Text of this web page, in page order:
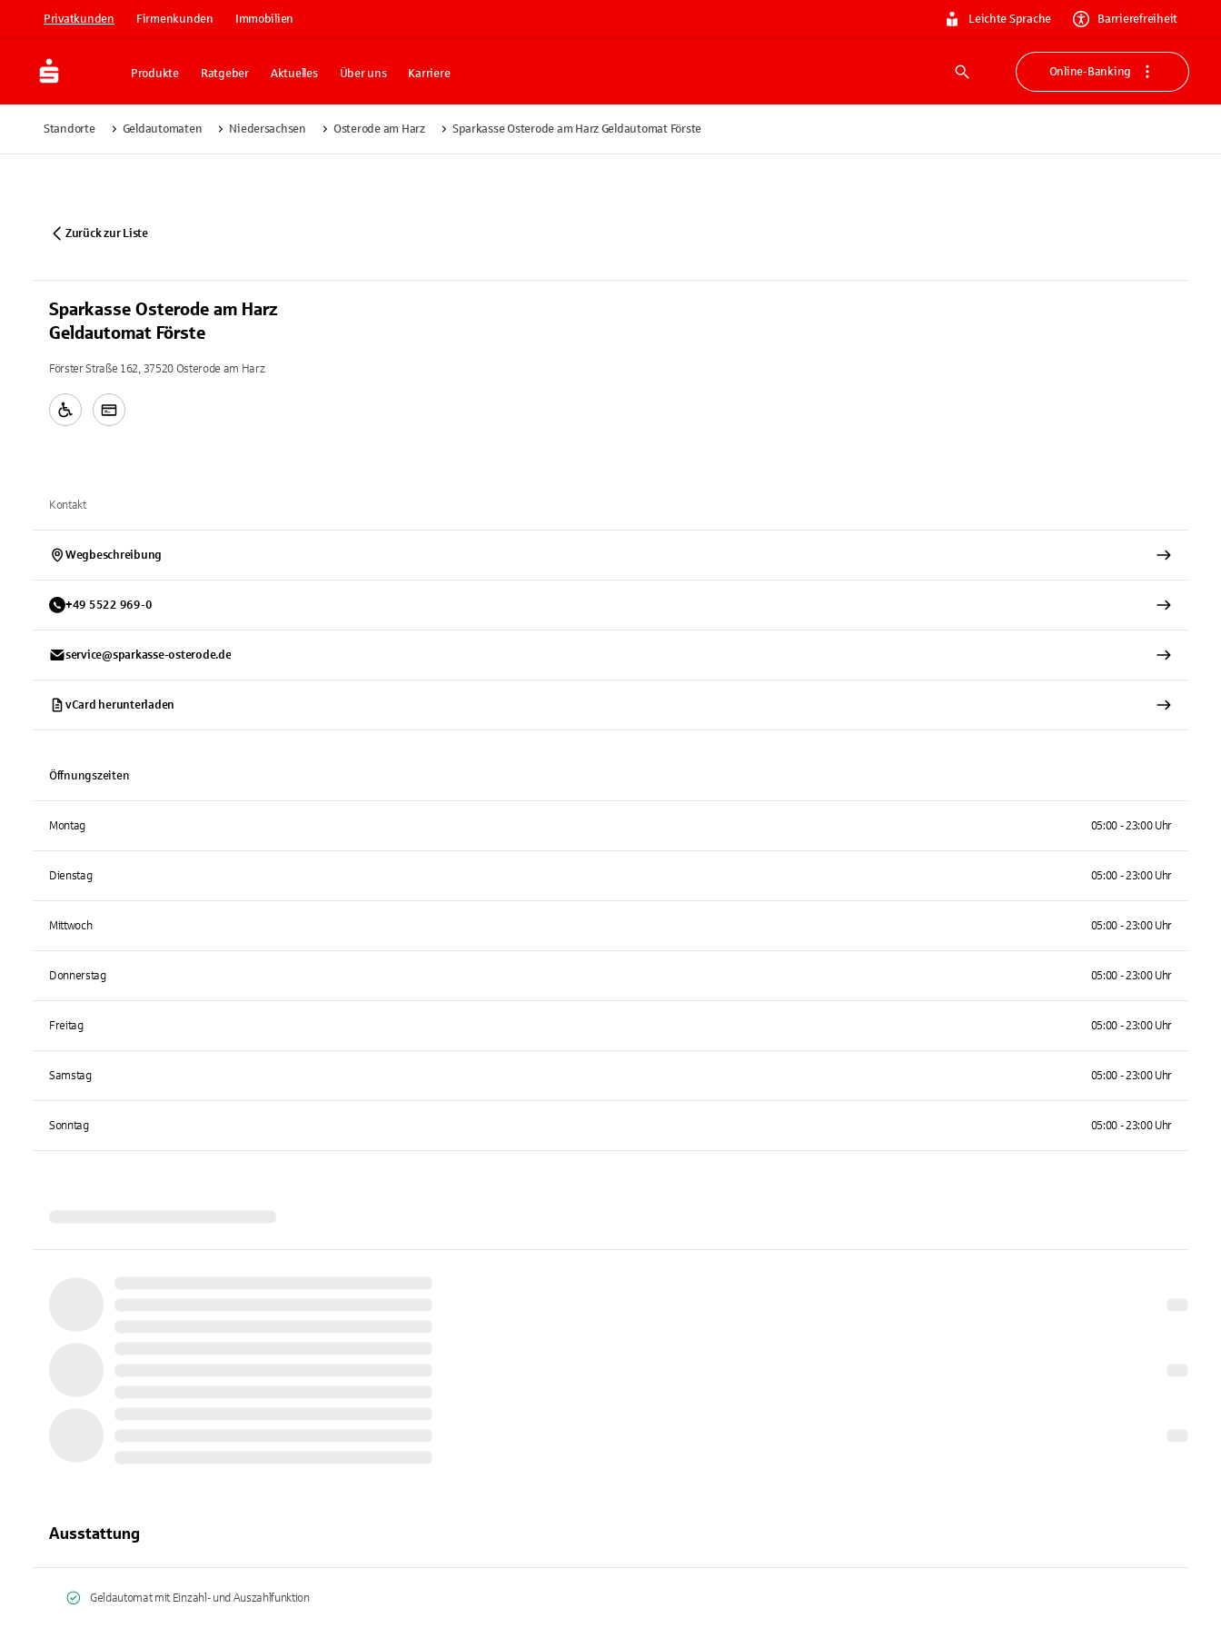
Privatkunden Firmenkunden Immobilien Leichte Sprache Barrierefreiheit
Produkte Ratgeber Aktuelles Über uns Karriere
Suche
Online-Banking
Standorte Geldautomaten Niedersachsen Osterode am Harz Sparkasse Osterode am Harz Geldautomat Förste
Zurück zur Liste
Sparkasse Osterode am Harz
Geldautomat Förste
Förster Straße 162, 37520 Osterode am Harz
Kontakt
Wegbeschreibung
+49 5522 969-0
service@sparkasse-osterode.de
vCard herunterladen
Öffnungszeiten
Montag 05:00 - 23:00 Uhr
Dienstag 05:00 - 23:00 Uhr
Mittwoch 05:00 - 23:00 Uhr
Donnerstag 05:00 - 23:00 Uhr
Freitag 05:00 - 23:00 Uhr
Samstag 05:00 - 23:00 Uhr
Sonntag 05:00 - 23:00 Uhr
Ausstattung
Geldautomat mit Einzahl- und Auszahlfunktion